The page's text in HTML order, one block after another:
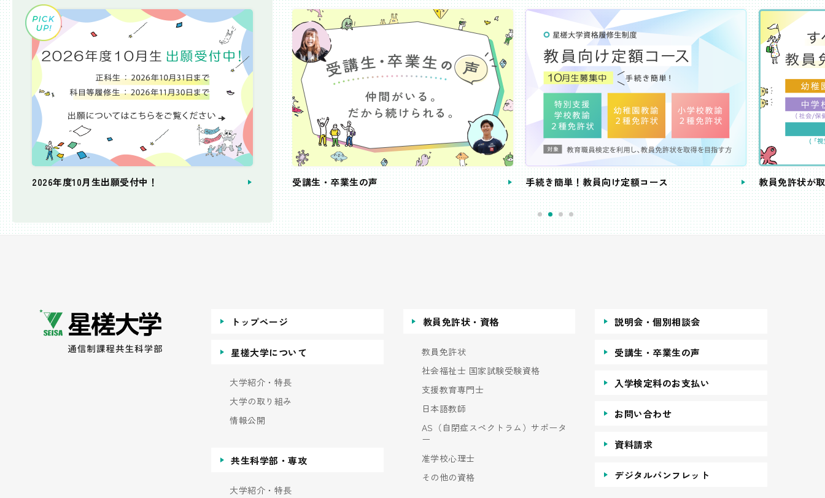
2026年度10月生出願受付中！
個別相談会 受講生・卒業生の声 手続き簡単！教員向け定額コース 教員免許状が
トップページ
星槎大学について
大学紹介・特長
大学の取り組み
情報公開
共生科学部・専攻
大学紹介・特長
教員免許状・資格
教員免許状
社会福祉士 国家試験受験資格
支援教育専門士
日本語教師
AS（自閉症スペクトラム）サポータ
ー
准学校心理士
その他の資格
説明会・個別相談会
受講生・卒業生の声
入学検定料のお支払い
お問い合わせ
資料請求
デジタルパンフレット